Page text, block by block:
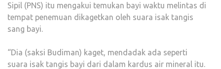
Sipil (PNS) itu mengakui temukan bayi waktu melintas di
tempat penemuan dikagetkan oleh suara isak tangis
sang bayi.
“Dia (saksi Budiman) kaget, mendadak ada seperti
suara isak tangis bayi dari dalam kardus air mineral itu.